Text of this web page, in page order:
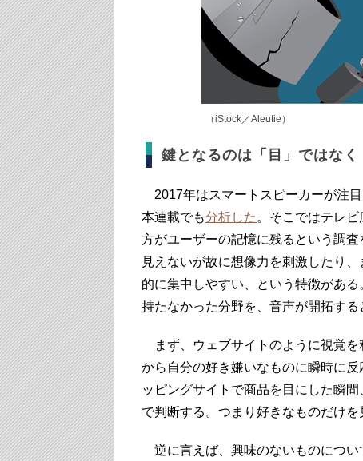
（iStock／Aleutie）
鍵となるのは「目」ではなく
2017年はスマートスピーカーが注
本連載でも分析した 。そこではテレ
方がユーザーの記憶に残るという調
見えないが故に想像力を刺激したり
的に集中しやすい、という特徴があ
持たなかった分野を、音声が開拓する
まず、ウェブサイトのように視覚を
から自分の好き嫌いなものに瞬時に
ッピングサイトで商品を目にした瞬
で判断する。つまり好きなものだけ
逆に言えば、興味のないものについ